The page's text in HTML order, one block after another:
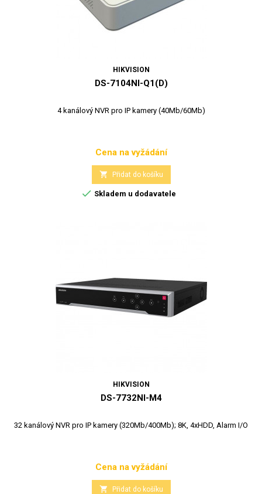
HIKVISION
DS-7104NI-Q1(D)
4 kanálový NVR pro IP kamery (40Mb/60Mb)
Cena
Cena na vyžádání
 Přidat do košíku
 Skladem u dodavatele
HIKVISION
DS-7732NI-M4
32 kanálový NVR pro IP kamery (320Mb/400Mb); 8K, 4xHDD, Alarm I/O
Cena
Cena na vyžádání
 Přidat do košíku